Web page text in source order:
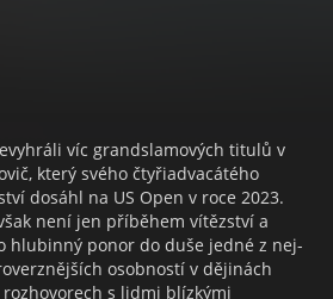
víc grandslamových titulů v
který svého čtyřia­dvacátého
dosáhl na US Open v roce 2023.
není jen příbě­hem vítězství a
hlubinný ponor do duše jedné z nej­
osobností v dějinách
s lidmi blízkými